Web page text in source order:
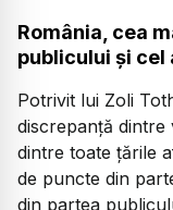
România, cea
publicului și cel
Potrivit lui Zoli
discrepanță
dintre toate țările
de puncte din
din partea